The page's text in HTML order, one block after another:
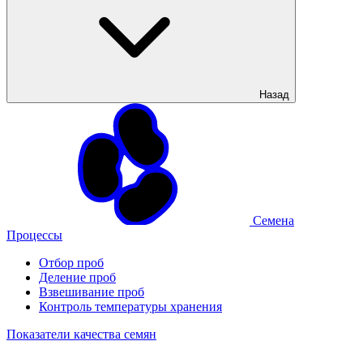
Назад
Семена
Процессы
Отбор проб
Деление проб
Взвешивание проб
Контроль температуры хранения
Показатели качества семян